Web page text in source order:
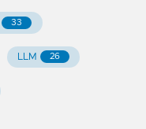
33
LLM 26